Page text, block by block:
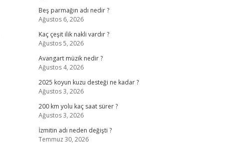
Beş parmağın adı nedir ?
Ağustos 6, 2026
Kaç çeşit ilik nakli vardır ?
Ağustos 5, 2026
Avangart müzik nedir ?
Ağustos 4, 2026
2025 koyun kuzu desteği ne kadar ?
Ağustos 3, 2026
200 km yolu kaç saat sürer ?
Ağustos 3, 2026
İzmitin adı neden değişti ?
Temmuz 30, 2026